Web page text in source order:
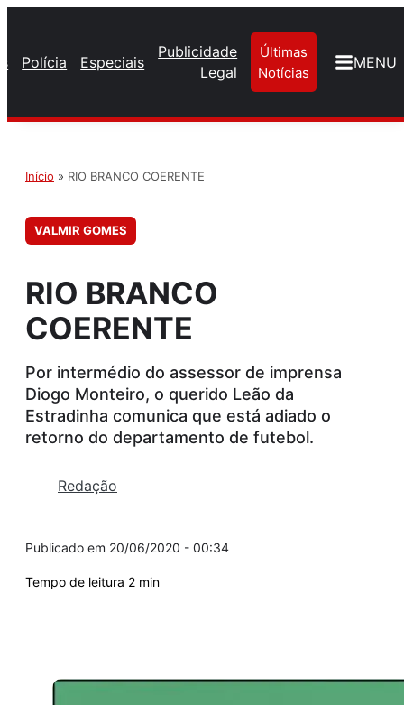
Polícia Especiais
Publicidade
Legal
Últimas
Notícias
MENU
Início » RIO BRANCO COERENTE
VALMIR GOMES
RIO BRANCO
COERENTE
Por intermédio do assessor de imprensa
Diogo Monteiro, o querido Leão da
Estradinha comunica que está adiado o
retorno do departamento de futebol.
Redação
20/06/2020 - 00:34